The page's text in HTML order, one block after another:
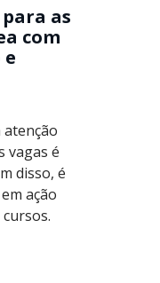
as
com
vagas é
disso, é
ação